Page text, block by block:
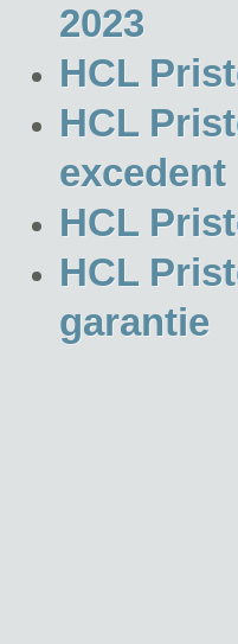
2023
HCL
HCL
excedent
HCL
HCL
garantie